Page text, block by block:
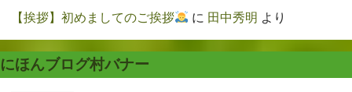
【挨拶】初めましてのご挨拶 に 田中秀明 より
にほんブログ村バナー